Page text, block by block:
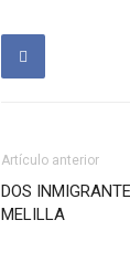
Artículo anterior
DOS
MELILLA